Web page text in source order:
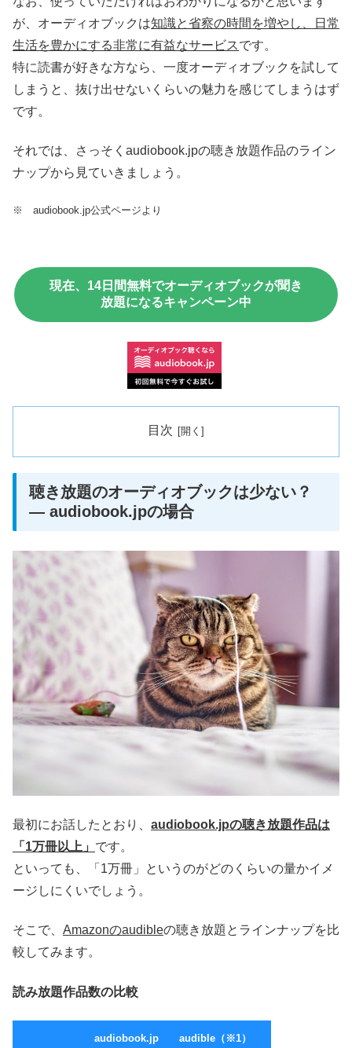
が、オーディオブックは知識と省察の時間を増やし、日常
生活を豊かにする非常に有益なサービスです。
特に読書が好きな方なら、一度オーディオブックを試して
しまうと、抜け出せないくらいの魅力を感じてしまうはず
です。
それでは、さっそくaudiobook.jpの聴き放題作品のライン
ナップから見ていきましょう。
※ audiobook.jp公式ページより
現在、14日間無料でオーディオブックが聞き
放題になるキャンペーン中
目次
聴き放題のオーディオブックは少ない？
― audiobook.jpの場合
最初にお話したとおり、 audiobook.jpの聴き放題作品は
「1万冊以上」 です。
といっても、「1万冊」というのがどのくらいの量かイメ
ージしにくいでしょう。
そこで、 Amazonのaudibleの聴き放題とラインナップを比
較してみます。
読み放題作品数の比較
audiobook.jp audible（※1）